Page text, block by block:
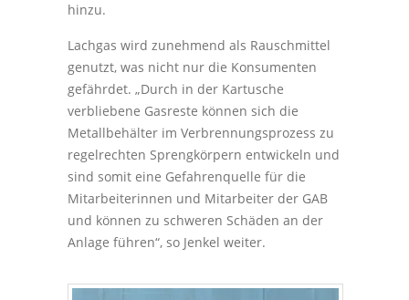
hinzu.
Lachgas wird zunehmend als Rauschmittel
genutzt, was nicht nur die Konsumenten
gefährdet. „Durch in der Kartusche
verbliebene Gasreste können sich die
Metallbehälter im Verbrennungsprozess zu
regelrechten Sprengkörpern entwickeln und
sind somit eine Gefahrenquelle für die
Mitarbeiterinnen und Mitarbeiter der GAB
und können zu schweren Schäden an der
Anlage führen“, so Jenkel weiter.